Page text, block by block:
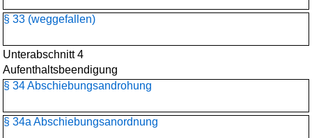
§ 33 (weggefallen)
Unterabschnitt 4
Aufenthaltsbeendigung
§ 34 Abschiebungsandrohung
§ 34a Abschiebungsanordnung